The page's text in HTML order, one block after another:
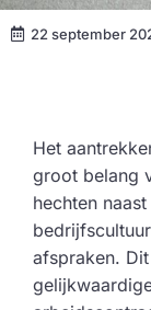
22 september
Het
groot belang
hechten
afspraken.